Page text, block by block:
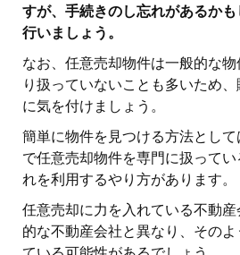
すが、手続きのし忘れがあるか
行いましょう。
なお、任意売却物件は一般的な
り扱っていないことも多いため
に気を付けましょう。
簡単に物件を見つける方法として
で任意売却物件を専門に扱って
れを利用するやり方があります。
任意売却に力を入れている不動
的な不動産会社と異なり、その